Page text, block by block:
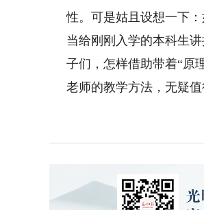
性。可是姑且设想一下
当给刚刚入学的本科生
子们，怎样借助带着“原
老师的教学方法，无疑